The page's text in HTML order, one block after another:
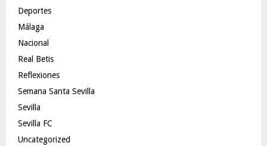
Deportes
Málaga
Nacional
Real Betis
Reflexiones
Semana Santa Sevilla
Sevilla
Sevilla FC
Uncategorized